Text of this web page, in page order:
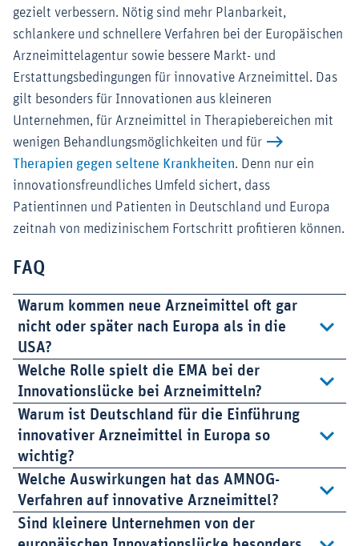
gezielt verbessern. Nötig sind mehr Planbarkeit,
schlankere und schnellere Verfahren bei der Europäischen
Arzneimittelagentur sowie bessere Markt- und
Erstattungsbedingungen für innovative Arzneimittel. Das
gilt besonders für Innovationen aus kleineren
Unternehmen, für Arzneimittel in Therapiebereichen mit
wenigen Behandlungsmöglichkeiten und für
Therapien gegen seltene Krankheiten. Denn nur ein
innovationsfreundliches Umfeld sichert, dass
Patientinnen und Patienten in Deutschland und Europa
zeitnah von medizinischem Fortschritt profitieren können.
FAQ
Warum kommen neue Arzneimittel oft gar
nicht oder später nach Europa als in die
USA?
Welche Rolle spielt die EMA bei der
Innovationslücke bei Arzneimitteln?
Warum ist Deutschland für die Einführung
innovativer Arzneimittel in Europa so
wichtig?
Welche Auswirkungen hat das AMNOG-
Verfahren auf innovative Arzneimittel?
Sind kleinere Unternehmen von der